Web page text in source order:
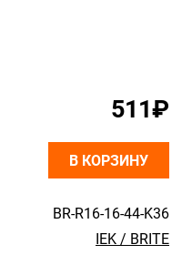
BR-R16-16-44-K36
IEK / BRITE
511₽
В КОРЗИНУ